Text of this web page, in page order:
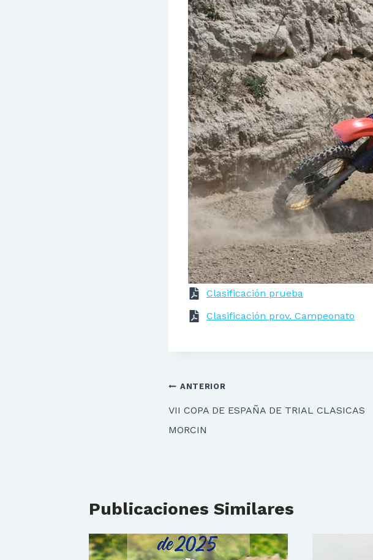
Clasificación prueba
Clasificación prov. Campeonato
Navegación
de
entradas
ANTERIOR
VII COPA DE ESPAÑA DE TRIAL CLASICAS
MORCIN
Publicaciones Similares